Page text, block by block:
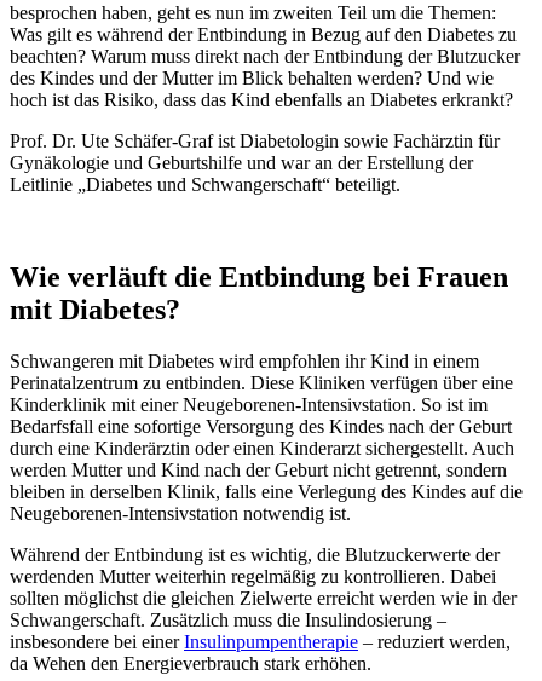
besprochen haben, geht es nun im zweiten Teil um die Themen:
Was gilt es während der Entbindung in Bezug auf den Diabetes zu
beachten? Warum muss direkt nach der Entbindung der Blutzucker
des Kindes und der Mutter im Blick behalten werden? Und wie
hoch ist das Risiko, dass das Kind ebenfalls an Diabetes erkrankt?
Prof. Dr. Ute Schäfer-Graf ist Diabetologin sowie Fachärztin für
Gynäkologie und Geburtshilfe und war an der Erstellung der
Leitlinie „Diabetes und Schwangerschaft“ beteiligt.
Wie verläuft die Entbindung bei Frauen
mit Diabetes?
Schwangeren mit Diabetes wird empfohlen ihr Kind in einem
Perinatalzentrum zu entbinden. Diese Kliniken verfügen über eine
Kinderklinik mit einer Neugeborenen-Intensivstation. So ist im
Bedarfsfall eine sofortige Versorgung des Kindes nach der Geburt
durch eine Kinderärztin oder einen Kinderarzt sichergestellt. Auch
werden Mutter und Kind nach der Geburt nicht getrennt, sondern
bleiben in derselben Klinik, falls eine Verlegung des Kindes auf die
Neugeborenen-Intensivstation notwendig ist.
Während der Entbindung ist es wichtig, die Blutzuckerwerte der
werdenden Mutter weiterhin regelmäßig zu kontrollieren. Dabei
sollten möglichst die gleichen Zielwerte erreicht werden wie in der
Schwangerschaft. Zusätzlich muss die Insulindosierung –
insbesondere bei einerInsulinpumpentherapie – reduziert werden,
da Wehen den Energieverbrauch stark erhöhen.